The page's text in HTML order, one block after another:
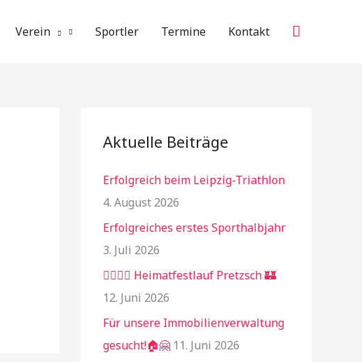
Verein Sportler Termine Kontakt Suchen
Aktuelle Beiträge
Erfolgreich beim Leipzig-Triathlon
4. August 2026
Erfolgreiches erstes Sporthalbjahr
3. Juli 2026
🏃‍♂️🏃‍♀️ Heimatfestlauf Pretzsch 🏰
12. Juni 2026
Für unsere Immobilienverwaltung
gesucht!🏠🤗 11. Juni 2026